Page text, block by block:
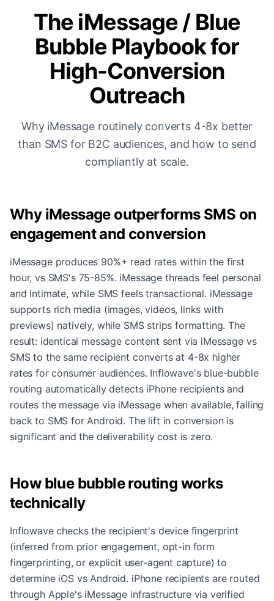
The iMessage / Blue
Bubble Playbook for
High-Conversion
Outreach
Why iMessage routinely converts 4-8x better
than SMS for B2C audiences, and how to send
compliantly at scale.
Why iMessage outperforms SMS on
engagement and conversion
iMessage produces 90%+ read rates within the first
hour, vs SMS's 75-85%. iMessage threads feel personal
and intimate, while SMS feels transactional. iMessage
supports rich media (images, videos, links with
previews) natively, while SMS strips formatting. The
result: identical message content sent via iMessage vs
SMS to the same recipient converts at 4-8x higher
rates for consumer audiences. Inflowave's blue-bubble
routing automatically detects iPhone recipients and
routes the message via iMessage when available, falling
back to SMS for Android. The lift in conversion is
significant and the deliverability cost is zero.
How blue bubble routing works
technically
Inflowave checks the recipient's device fingerprint
(inferred from prior engagement, opt-in form
fingerprinting, or explicit user-agent capture) to
determine iOS vs Android. iPhone recipients are routed
through Apple's iMessage infrastructure via verified